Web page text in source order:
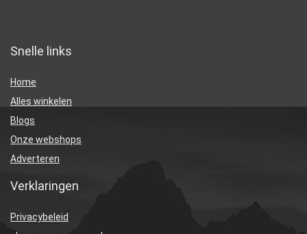
Snelle links
Home
Alles winkelen
Blogs
Onze webshops
Adverteren
Verklaringen
Privacybeleid